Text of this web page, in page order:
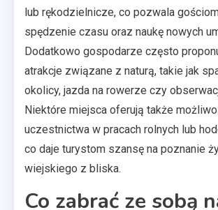
lub rękodzielnicze, co pozwala
spędzenie czasu oraz naukę nowych
Dodatkowo gospodarze często
atrakcje związane z naturą, takie jak
okolicy, jazda na rowerze czy
Niektóre miejsca oferują także
uczestnictwa w pracach rolnych lub
co daje turystom szansę na poznanie
wiejskiego z bliska.
Co zabrać ze sobą